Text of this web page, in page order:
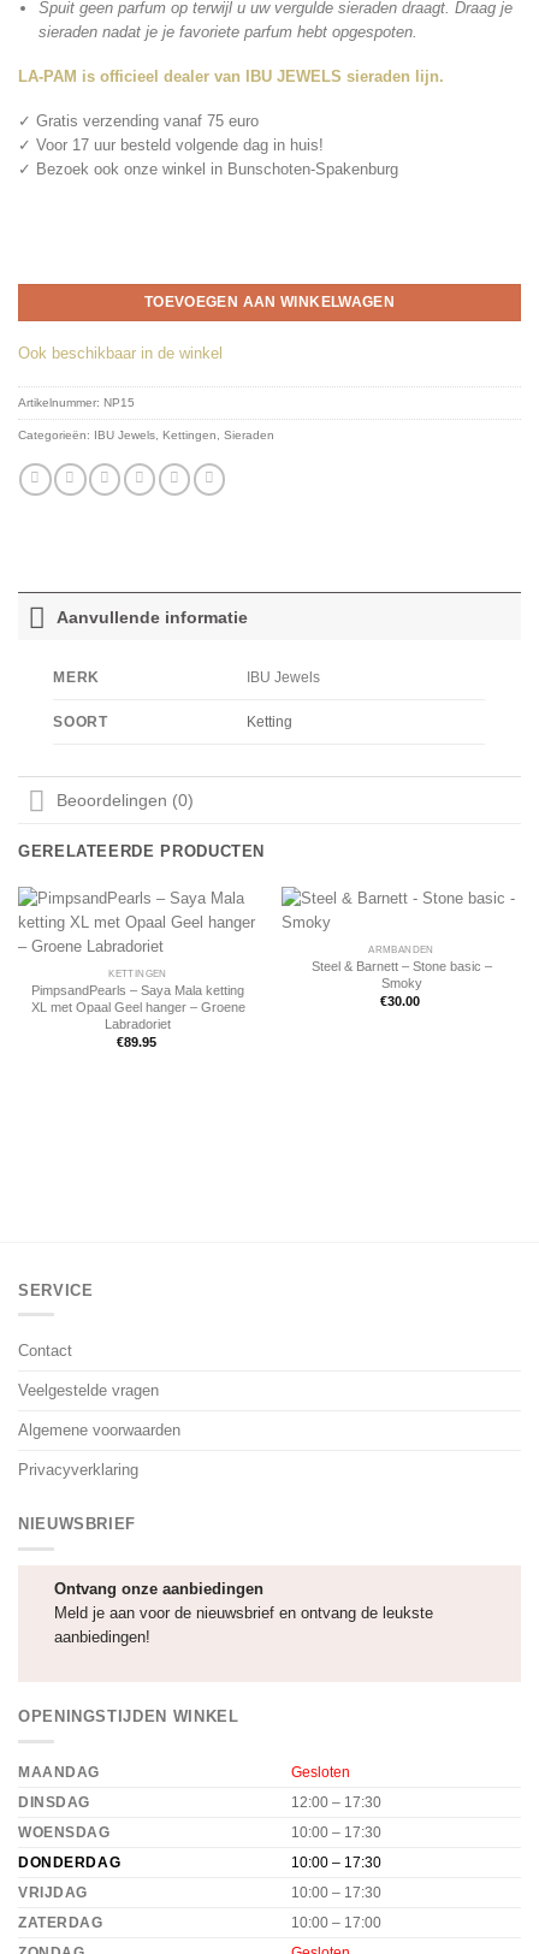
Spuit geen parfum op terwijl u uw vergulde sieraden draagt. Draag je
sieraden nadat je je favoriete parfum hebt opgespoten.
LA-PAM is officieel dealer van IBU JEWELS sieraden lijn.
✓ Gratis verzending vanaf 75 euro
✓ Voor 17 uur besteld volgende dag in huis!
✓ Bezoek ook onze winkel in Bunschoten-Spakenburg
TOEVOEGEN AAN WINKELWAGEN
Ook beschikbaar in de winkel
Artikelnummer: NP15
Categorieën: IBU Jewels Kettingen Sieraden
Aanvullende informatie
MERK IBU Jewels
SOORT Ketting
Beoordelingen (0)
GERELATEERDE PRODUCTEN
KETTINGEN
PimpsandPearls – Saya Mala ketting
XL met Opaal Geel hanger – Groene
Labradoriet
€89.95
ARMBANDEN
Steel & Barnett – Stone basic –
Smoky
€30.00
SERVICE
Contact
Veelgestelde vragen
Algemene voorwaarden
Privacyverklaring
NIEUWSBRIEF
Ontvang onze aanbiedingen
Meld je aan voor de nieuwsbrief en ontvang de leukste
aanbiedingen!
OPENINGSTIJDEN WINKEL
MAANDAG Gesloten
DINSDAG 12:00 – 17:30
WOENSDAG 10:00 – 17:30
DONDERDAG 10:00 – 17:30
VRIJDAG 10:00 – 17:30
ZATERDAG 10:00 – 17:00